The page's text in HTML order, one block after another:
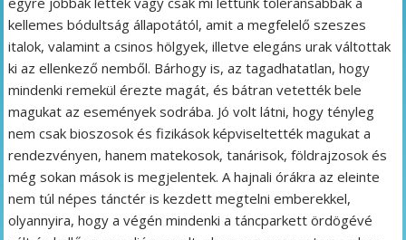
kellemes bódultság állapotától, amit a megfelelő szeszes
italok, valamint a csinos hölgyek, illetve elegáns urak váltottak
ki az ellenkező nemből. Bárhogy is, az tagadhatatlan, hogy
mindenki remekül érezte magát, és bátran vetették bele
magukat az események sodrába. Jó volt látni, hogy tényleg
nem csak bioszosok és fizikások képviseltették magukat a
rendezvényen, hanem matekosok, tanárisok, földrajzosok és
még sokan mások is megjelentek. A hajnali órákra az eleinte
nem túl népes tánctér is kezdett megtelni emberekkel,
olyannyira, hogy a végén mindenki a táncparkett ördögévé